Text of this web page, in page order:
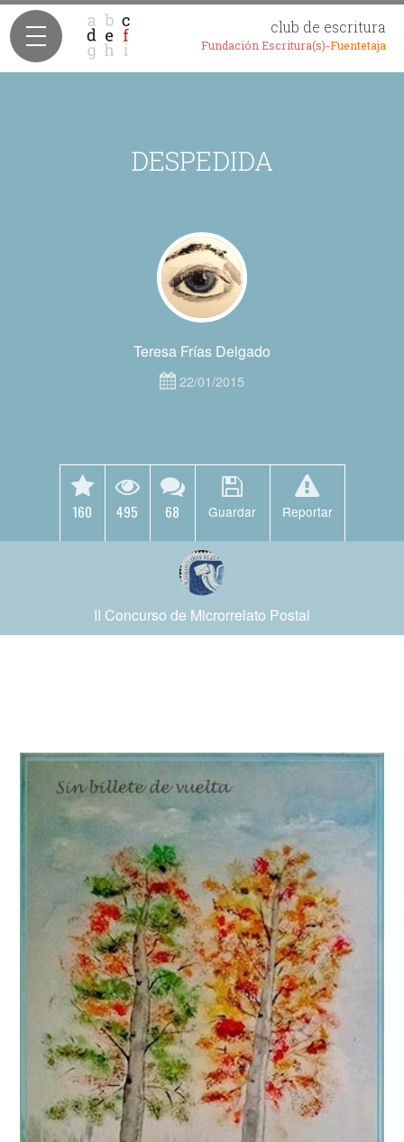
club de escritura
Fundación Escritura(s)-Fuentetaja
DESPEDIDA
Teresa Frías Delgado
22/01/2015
160 495 68 Guardar Reportar
II Concurso de Microrrelato Postal